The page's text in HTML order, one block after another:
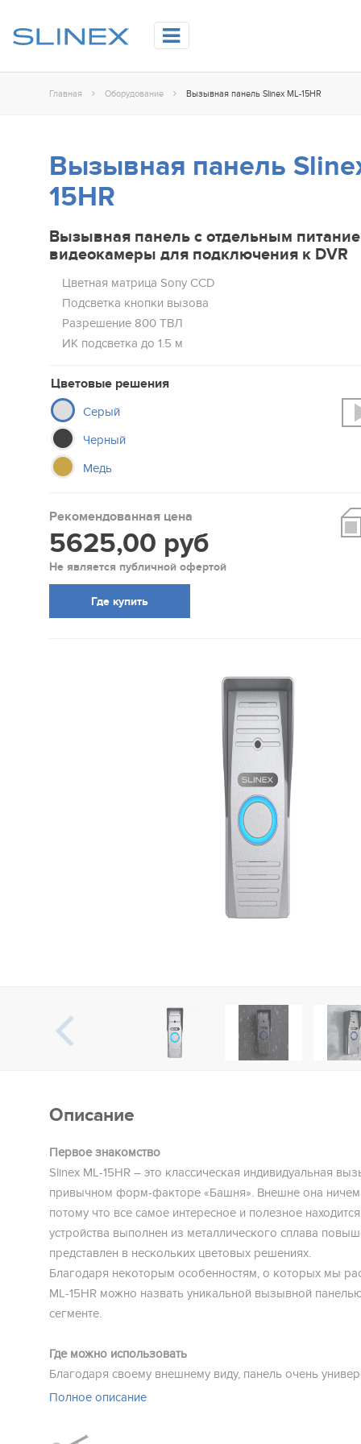
Главная Оборудование Вызывная панель Slinex ML-15HR
Вызывная панель
15HR
Вызывная панель с отдельным
видеокамеры для подключения к DVR
Цветная матрица Sony CCD
Подсветка кнопки вызова
Разрешение 800 ТВЛ
ИК подсветка до 1.5 м
Цветовые решения
Серый
Черный
Медь
Рекомендованная цена
5625,00 руб
Не является публичной офертой
Где купить
Описание
Первое знакомство
Slinex МL-15HR – это классическая индивидуальная
привычном форм-факторе «Башня». Внешне она ничем
потому что все самое интересное и полезное
устройства выполнен из металлического сплава
представлен в нескольких цветовых решениях.
Благодаря некоторым особенностям, о которых мы
МL-15HR можно назвать уникальной вызывной
сегменте.
Где можно использовать
Благодаря своему внешнему виду, панель очень
использовании. Вы можете установить ее как в
частному дому. Независимо от места установки,
Полное описание